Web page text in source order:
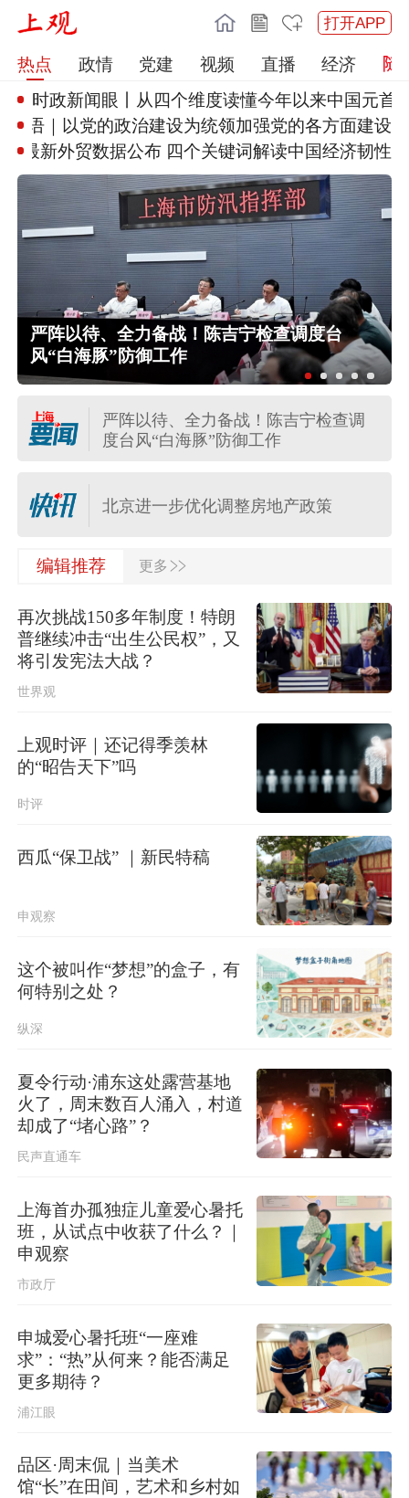
打开APP
热点 政情 党建 视频 直播
经济
时政新闻眼丨从四个维度读懂今年以来中国元首
学习·知行丨“敦煌，我心向往之”
南水北调中线工程调水突破800亿立方米
严阵以待、全力备战！陈吉宁检查调度台
风“白海豚”防御工作
严阵以待、全力备战！陈吉宁检查调
度台风“白海豚”防御工作
台湾发布台风“白海豚”海上警报
北京进一步优化调整房地产政策
四川宜宾市高县4.9级地震致1人死亡
日本民调显示近八成民众要求坚持“无
核三原则”，外交部：民心不可违
中国游客在泰国遭遇摩托车坠崖事
河南重新组织“三支一扶”笔试，此前考
试存在规模性组织作弊犯罪行为
台湾发布台风“白海豚”海上警报
北京进一步优化调整房地产政策
编辑推荐 更多 >>
再次挑战150多年制度！特朗
普继续冲击“出生公民权”，又
将引发宪法大战？
世界观
上观时评｜还记得季羡林
的“昭告天下”吗
时评
西瓜“保卫战” ｜新民特稿
申观察
这个被叫作“梦想”的盒子，有
何特别之处？
纵深
夏令行动·浦东这处露营基地
火了，周末数百人涌入，村道
却成了“堵心路”？
民声直通车
上海首办孤独症儿童爱心暑托
班，从试点中收获了什么？｜
申观察
市政厅
申城爱心暑托班“一座难
求”：“热”从何来？能否满足
更多期待？
浦江眼
品区·周末侃｜当美术
馆“长”在田间，艺术和乡村如